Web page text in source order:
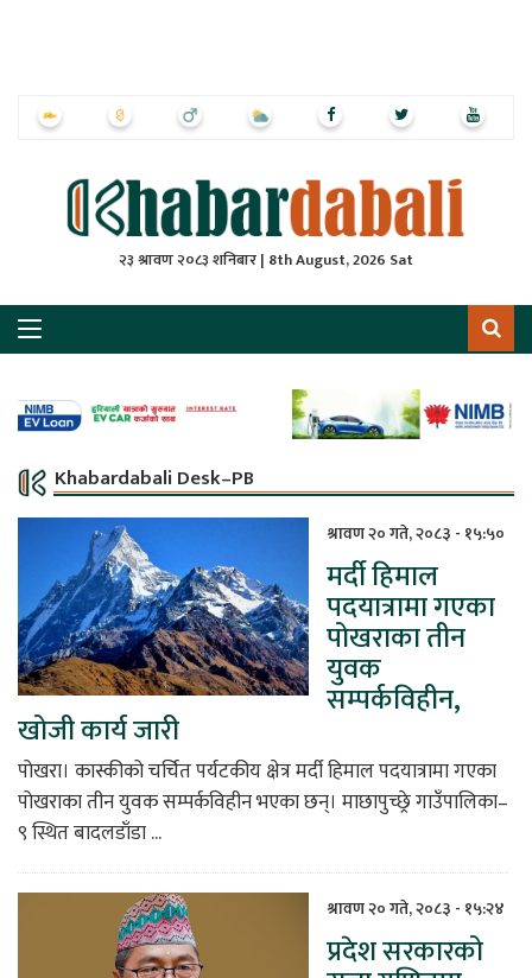
२३ श्रावण २०८३ शनिबार | 8th August, 2026 Sat
Khabardabali Desk–PB
श्रावण २० गते, २०८३ - १५:५०
मर्दी हिमाल
पदयात्रामा गएका
पोखराका तीन
युवक
सम्पर्कविहीन,
खोजी कार्य जारी
पोखरा। कास्कीको चर्चित पर्यटकीय क्षेत्र मर्दी हिमाल पदयात्रामा गएका
पोखराका तीन युवक सम्पर्कविहीन भएका छन्। माछापुच्छ्रे गाउँपालिका–
९ स्थित बादलडाँडा ...
श्रावण २० गते, २०८३ - १५:२४
प्रदेश सरकारको